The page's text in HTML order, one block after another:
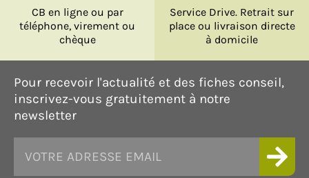
CB en ligne ou par
téléphone, virement ou
chèque
Service Drive. Retrait sur
place ou livraison directe
à domicile
Pour recevoir l'actualité et des fiches conseil,
inscrivez-vous gratuitement à notre
newsletter